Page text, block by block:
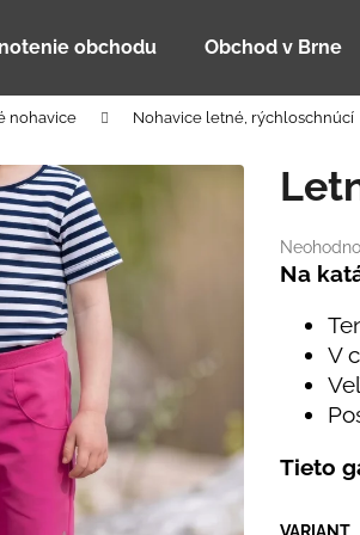
obchodu Obchod v Brne
nohavice Nohavice letné, rýchloschnúcí
Priemerné
Na
V
Tieto
Čo potrebujete nájsť?
Odporúčame
LETNÁ ČIAPKA S UV 30